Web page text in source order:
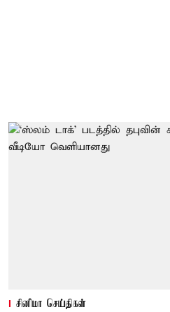
சினிமா செய்திகள்